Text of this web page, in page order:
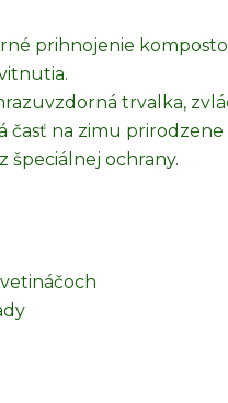
prihnojenie
trvalka,
časť na zimu
špeciálnej ochrany.